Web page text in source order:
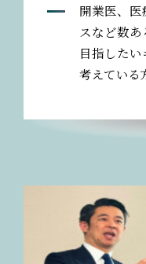
開業医、
スなど数
目指した
考えている